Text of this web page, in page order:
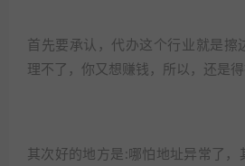
首先要承认，代办这个行业就是擦
理不了，你又想赚钱，所以，还是得
其次好的地方是:哪怕地址异常了，